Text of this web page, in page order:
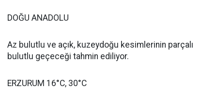
DOĞU ANADOLU
Az bulutlu ve açık, kuzeydoğu kesimlerinin parçalı
bulutlu geçeceği tahmin ediliyor.
ERZURUM 16°C, 30°C